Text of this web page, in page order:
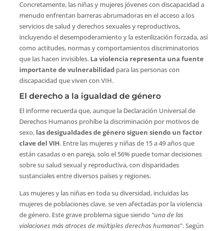
Concretamente, las niñas y mujeres jóvenes con discapacidad a
menudo enfrentan barreras abrumadoras en el acceso a los
servicios de salud y derechos sexuales y reproductivos,
incluyendo el desempoderamiento y la esterilización forzada, así
como actitudes, normas y comportamientos discriminatorios
que las hacen invisibles. La violencia representa una fuente
importante de vulnerabilidadpara las personas con
discapacidad que viven con VIH.
El derecho a la igualdad de género
El informe recuerda que, aunque la Declaración Universal de
Derechos Humanos prohíbe la discriminación por motivos de
sexo, las desigualdades de género siguen siendo un factor
clave del VIH. Entre las mujeres y niñas de 15 a 49 años que
están casadas o en pareja, solo el 56% puede tomar decisiones
sobre su salud sexual y reproductiva, con disparidades
sustanciales entre diversos países y regiones.
Las mujeres y las niñas en toda su diversidad, incluidas las
mujeres de poblaciones clave, se ven afectadas por la violencia
de género. Este grave problema sigue siendo “una de las
violaciones más atroces de múltiples derechos humanos”. Según